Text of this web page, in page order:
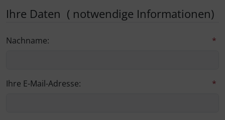
Ihre Daten ( notwendige Informationen)
Nachname: *
Ihre E-Mail-Adresse: *